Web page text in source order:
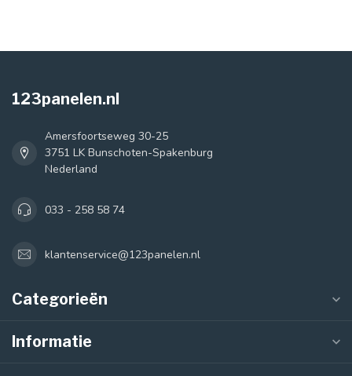
123panelen.nl
Amersfoortseweg 30-25
3751 LK Bunschoten-Spakenburg
Nederland
033 - 258 58 74
klantenservice@123panelen.nl
Categorieën
Informatie